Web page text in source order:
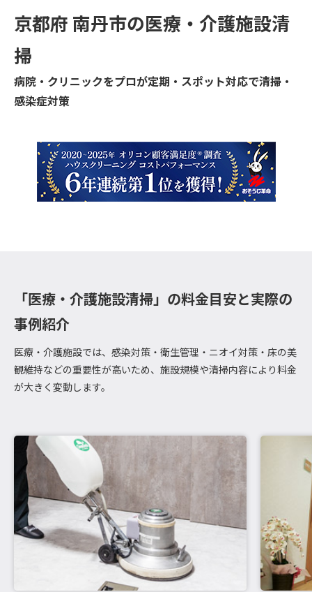
京都府 南丹市の医療・介護施設清
掃
病院・クリニックをプロが定期・スポット対応で清掃・
感染症対策
「医療・介護施設清掃」の料金目安と実際の
事例紹介
医療・介護施設では、感染対策・衛生管理・ニオイ対策・床の美
観維持などの重要性が高いため、施設規模や清掃内容により料金
が大きく変動します。